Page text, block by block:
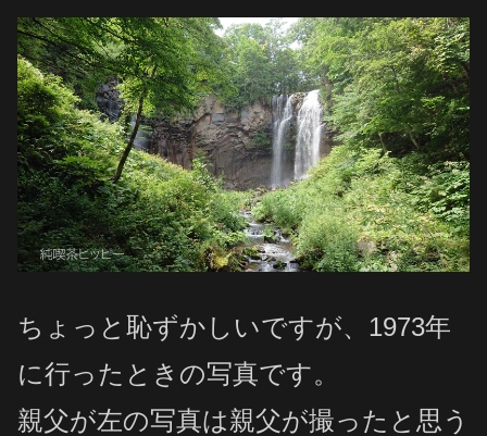
ちょっと恥ずかしいですが、1973年
に行ったときの写真です。
親父が左の写真は親父が撮ったと思う